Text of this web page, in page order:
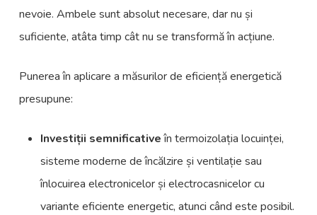
nevoie. Ambele sunt absolut necesare, dar nu și
suficiente, atâta timp cât nu se transformă în acțiune.
Punerea în aplicare a măsurilor de eficiență energetică
presupune:
Investiții semnificativeîn termoizolația locuinței,
sisteme moderne de încălzire și ventilație sau
înlocuirea electronicelor și electrocasnicelor cu
variante eficiente energetic, atunci când este posibil.